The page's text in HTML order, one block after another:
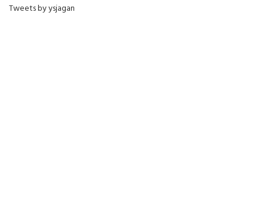
Tweets by ysjagan